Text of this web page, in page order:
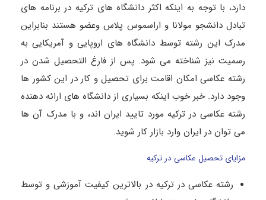
دارد، با توجه به اینکه اکثر دانشگاه های ترکیه در برنامه های
تبادل دانشجو مولانا و اراسموس پلاس وعضو هستند بنابراین
مدرک این رشته توسط دانشگاه های اروپایی و آمریکایی به
رسمیت نیز شناخته می شود. پس از فارغ التحصیل شدن در
رشته عکاسی امکان اقامت برای تحصیل و کار در این کشور ها
وجود دارد. خبر خوب اینکه بسیاری از دانشگاه های ارائه دهنده
رشته عکاسی در ترکیه مورد تایید ایران اند، و با مدرک آن ها
می توان در ایران وارد بازار کار شوید.
مزایای تحصیل عکاسی در ترکیه
رشته عکاسی در ترکیه در بالاترین کیفیت آموزشی و توسط